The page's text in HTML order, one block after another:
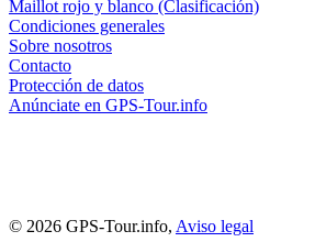
Maillot rojo y blanco (Clasificación)
Condiciones generales
Sobre nosotros
Contacto
Protección de datos
Anúnciate en GPS-Tour.info
© 2026 GPS-Tour.info, Aviso legal